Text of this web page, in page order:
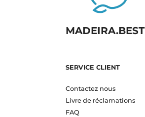
MADEIRA.BEST
SERVICE CLIENT
Contactez nous
Livre de réclamations
FAQ